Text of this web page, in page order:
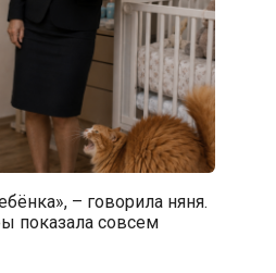
– говорила няня.
показала совсем